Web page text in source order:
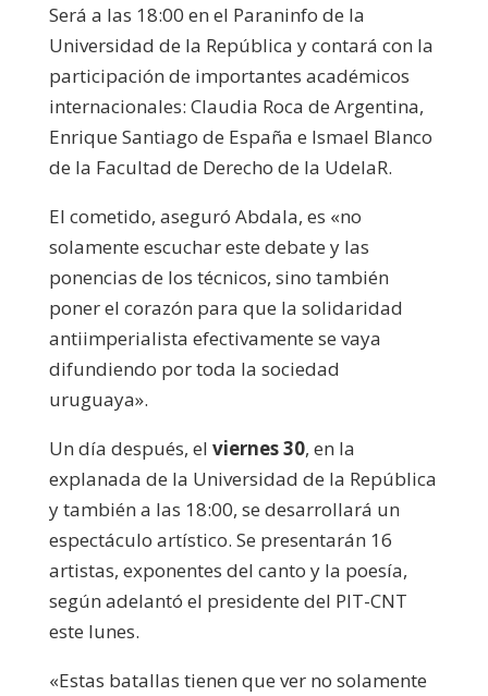
Será a las 18:00 en el Paraninfo de la
Universidad de la República y contará con la
participación de importantes académicos
internacionales: Claudia Roca de Argentina,
Enrique Santiago de España e Ismael Blanco
de la Facultad de Derecho de la UdelaR.
El cometido, aseguró Abdala, es «no
solamente escuchar este debate y las
ponencias de los técnicos, sino también
poner el corazón para que la solidaridad
antiimperialista efectivamente se vaya
difundiendo por toda la sociedad
uruguaya».
Un día después, el viernes 30, en la
explanada de la Universidad de la República
y también a las 18:00, se desarrollará un
espectáculo artístico. Se presentarán 16
artistas, exponentes del canto y la poesía,
según adelantó el presidente del PIT-CNT
este lunes.
«Estas batallas tienen que ver no solamente